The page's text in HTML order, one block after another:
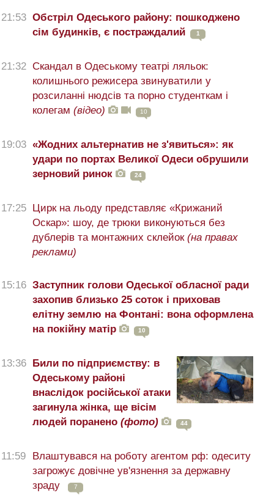
21:53 Обстріл Одеського району: пошкоджено
сім будинків, є постраждалий
1
21:32 Скандал в Одеському театрі ляльок:
колишнього режисера звинуватили у
розсиланні нюдсів та порно студенткам і
колегам (відео) 10
19:03 «Жодних альтернатив не з'явиться»: як
удари по портах Великої Одеси обрушили
зерновий ринок
24
17:25 Цирк на льоду представляє «Крижаний
Оскар»: шоу, де трюки виконуються без
дублерів та монтажних склейок (на правах
реклами)
15:16 Заступник голови Одеської обласної ради
захопив близько 25 соток і приховав
елітну землю на Фонтані: вона оформлена
на покійну матір
10
13:36 Били по підприємству: в
Одеському районі
внаслідок російської атаки
загинула жінка, ще вісім
людей поранено (фото) 44
11:59
Влаштувався на роботу агентом рф: одеситу
загрожує довічне ув'язнення за державну
зраду
7